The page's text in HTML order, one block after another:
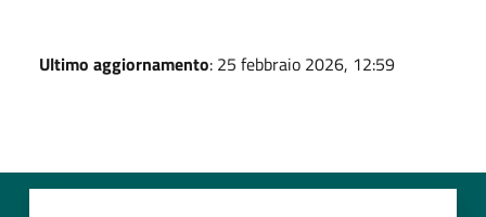
Ultimo aggiornamento: 25 febbraio 2026, 12:59